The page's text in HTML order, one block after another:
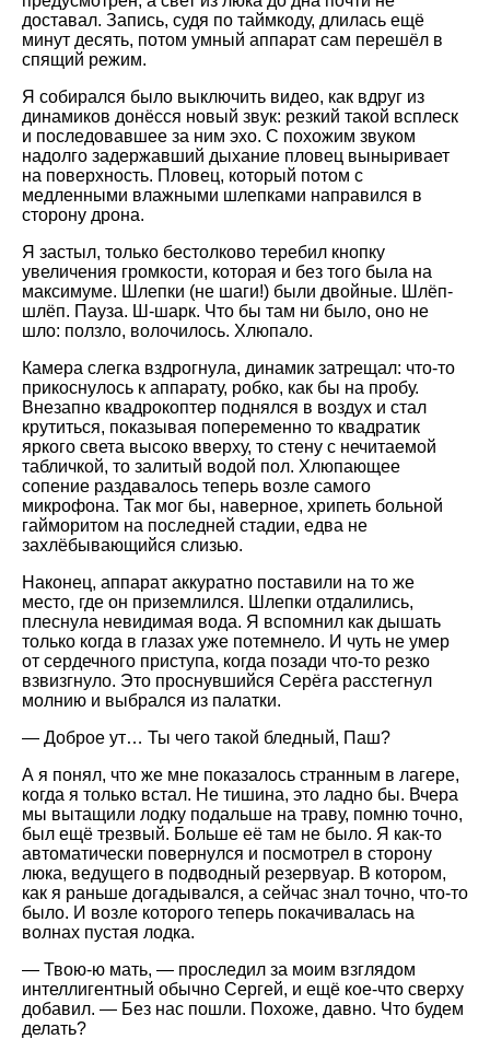
доставал. Запись, судя по таймкоду, длилась ещё
минут десять, потом умный аппарат сам перешёл в
спящий режим.
Я собирался было выключить видео, как вдруг из
динамиков донёсся новый звук: резкий такой всплеск
и последовавшее за ним эхо. С похожим звуком
надолго задержавший дыхание пловец выныривает
на поверхность. Пловец, который потом с
медленными влажными шлепками направился в
сторону дрона.
Я застыл, только бестолково теребил кнопку
увеличения громкости, которая и без того была на
максимуме. Шлепки (не шаги!) были двойные. Шлёп-
шлёп. Пауза. Ш-шарк. Что бы там ни было, оно не
шло: ползло, волочилось. Хлюпало.
Камера слегка вздрогнула, динамик затрещал: что-то
прикоснулось к аппарату, робко, как бы на пробу.
Внезапно квадрокоптер поднялся в воздух и стал
крутиться, показывая попеременно то квадратик
яркого света высоко вверху, то стену с нечитаемой
табличкой, то залитый водой пол. Хлюпающее
сопение раздавалось теперь возле самого
микрофона. Так мог бы, наверное, хрипеть больной
гайморитом на последней стадии, едва не
захлёбывающийся слизью.
Наконец, аппарат аккуратно поставили на то же
место, где он приземлился. Шлепки отдалились,
плеснула невидимая вода. Я вспомнил как дышать
только когда в глазах уже потемнело. И чуть не умер
от сердечного приступа, когда позади что-то резко
взвизгнуло. Это проснувшийся Серёга расстегнул
молнию и выбрался из палатки.
— Доброе ут… Ты чего такой бледный, Паш?
А я понял, что же мне показалось странным в лагере,
когда я только встал. Не тишина, это ладно бы. Вчера
мы вытащили лодку подальше на траву, помню точно,
был ещё трезвый. Больше её там не было. Я как-то
автоматически повернулся и посмотрел в сторону
люка, ведущего в подводный резервуар. В котором,
как я раньше догадывался, а сейчас знал точно, что-то
было. И возле которого теперь покачивалась на
волнах пустая лодка.
— Твою-ю мать, — проследил за моим взглядом
интеллигентный обычно Сергей, и ещё кое-что сверху
добавил. — Без нас пошли. Похоже, давно. Что будем
делать?